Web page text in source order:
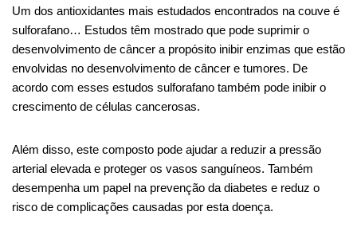
Um dos antioxidantes mais estudados encontrados na couve é
sulforafano… Estudos têm mostrado que pode suprimir o
desenvolvimento de câncer a propósito inibir enzimas que estão
envolvidas no desenvolvimento de câncer e tumores. De
acordo com esses estudos sulforafano também pode inibir o
crescimento de células cancerosas.
Além disso, este composto pode ajudar a reduzir a pressão
arterial elevada e proteger os vasos sanguíneos. Também
desempenha um papel na prevenção da diabetes e reduz o
risco de complicações causadas por esta doença.